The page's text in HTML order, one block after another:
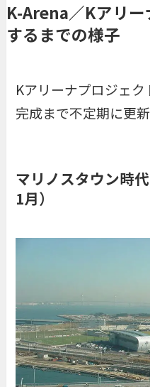
K-Arena／Kアリ
するまでの様子
Kアリーナプロジェ
完成まで不定期に更新
マリノスタウン時
1月）